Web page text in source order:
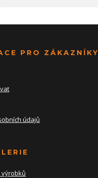
PRO ZÁKAZNÍKY
údajů
výrobků